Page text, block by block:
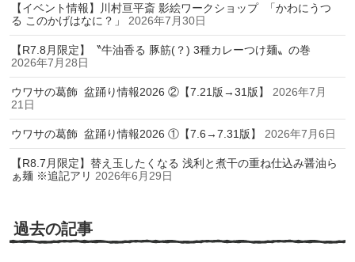
【イベント情報】川村亘平斎 影絵ワークショップ 「かわにうつ
る このかげはなに？」
2026年7月30日
【R7.8月限定】〝牛油香る 豚筋(？) 3種カレーつけ麺〟の巻
2026年7月28日
ウワサの葛飾 盆踊り情報2026 ②【7.21版→31版】
2026年7月
21日
ウワサの葛飾 盆踊り情報2026 ①【7.6→7.31版】 2026年7月6日
【R8.7月限定】替え玉したくなる 浅利と煮干の重ね仕込み醤油ら
ぁ麺 ※追記アリ 2026年6月29日
過去の記事